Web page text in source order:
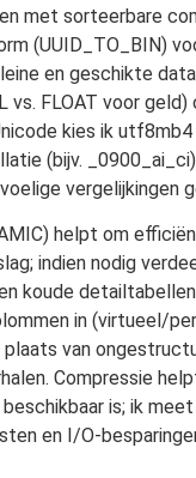
met sorteerbare
(UUID_TO_BIN)
en geschikte
vs. FLOAT voor
kies ik
(bijv.
vergelijkingen
helpt om
indien nodig
koude
in (virtueel/
van
Compressie
is; ik
en I/O-